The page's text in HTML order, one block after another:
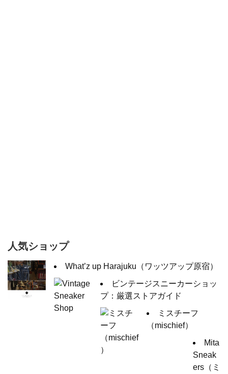
人気ショップ
What’z up Harajuku（ワッツアップ原宿）
ビンテージスニーカーショッ
プ：厳選ストアガイド
ミスチーフ
（mischief）
Mita
Sneak
ers（ミ